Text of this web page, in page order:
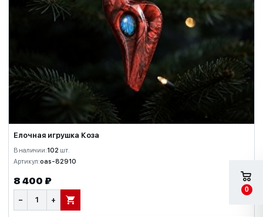
Елочная игрушка Коза
В наличии:102 шт.
Артикул:oas-82910
8 400 ₽
− + В КОРЗИНУ
0